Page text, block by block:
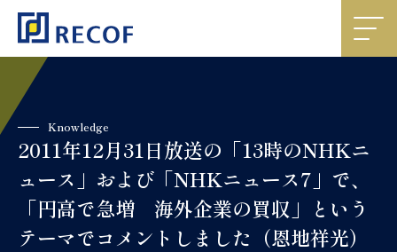
Knowledge
2011年12月31日放送の「13時のNHKニ
ュース」および「NHKニュース7」で、
「円高で急増 海外企業の買収」という
テーマでコメントしました（恩地祥光）